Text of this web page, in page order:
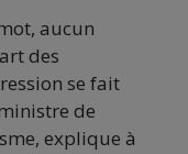
aucun
des
se fait
de
explique à